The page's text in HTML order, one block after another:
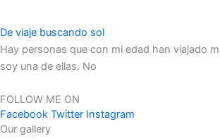
De viaje buscando sol
Hay personas que con mi edad han viajado
soy una de ellas. No
FOLLOW ME ON
Facebook Twitter Instagram
Our gallery